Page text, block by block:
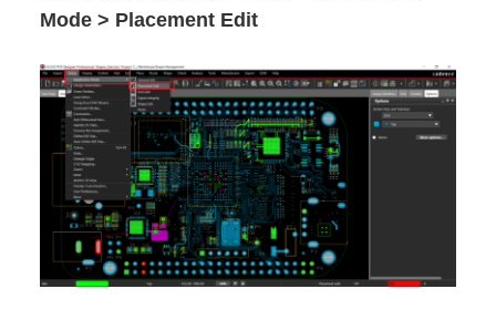
Mode > Placement Edit